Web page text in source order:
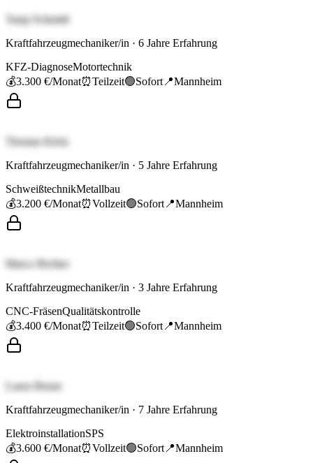
Tanja Schmidt
Kraftfahrzeugmechaniker/in · 6 Jahre Erfahrung
KFZ-DiagnoseMotortechnik
💰3.300 €/Monat⏰Teilzeit🟢Sofort 📍Mannheim
Thomas Klein
Kraftfahrzeugmechaniker/in · 5 Jahre Erfahrung
SchweißtechnikMetallbau
💰3.200 €/Monat⏰Vollzeit🟢Sofort 📍Mannheim
Marco Richter
Kraftfahrzeugmechaniker/in · 3 Jahre Erfahrung
CNC-FräsenQualitätskontrolle
💰3.400 €/Monat⏰Teilzeit🟢Sofort 📍Mannheim
Laura Braun
Kraftfahrzeugmechaniker/in · 7 Jahre Erfahrung
ElektroinstallationSPS
💰3.600 €/Monat⏰Vollzeit🟢Sofort 📍Mannheim